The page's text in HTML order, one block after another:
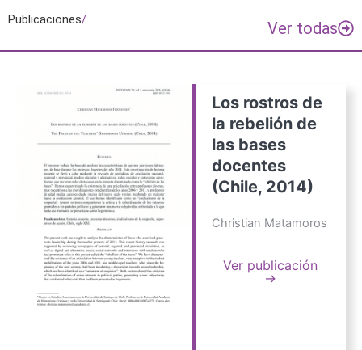
Publicaciones/ Ver todas
Los rostros de
la rebelión de
las bases
docentes
(Chile, 2014)
Christian Matamoros
Ver publicación
→